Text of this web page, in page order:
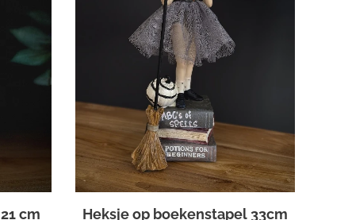
cm Heksje op boekenstapel 33cm